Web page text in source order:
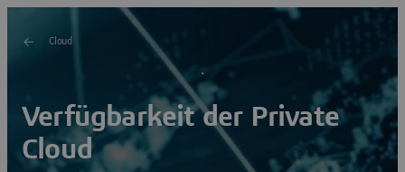
Cloud
Verfügbarkeit der Private
Cloud